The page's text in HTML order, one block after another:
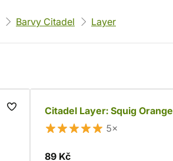
Barvy Citadel Layer
Citadel Layer: Squig Orange
5×
89 Kč